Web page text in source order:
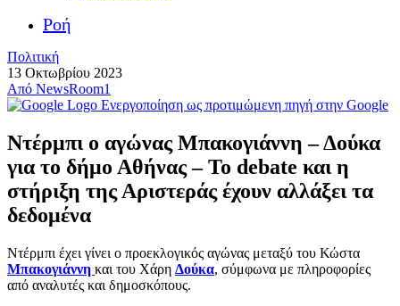
Ροή
Πολιτική
13 Οκτωβρίου 2023
Από NewsRoom1
Ενεργοποίηση ως προτιμώμενη πηγή στην Google
Ντέρμπι ο αγώνας Μπακογιάννη – Δούκα
για το δήμο Αθήνας – Το debate και η
στήριξη της Αριστεράς έχουν αλλάξει τα
δεδομένα
Ντέρμπι έχει γίνει ο προεκλογικός αγώνας μεταξύ του Κώστα
Μπακογιάννη και του Χάρη Δούκα, σύμφωνα με πληροφορίες
από αναλυτές και δημοσκόπους.